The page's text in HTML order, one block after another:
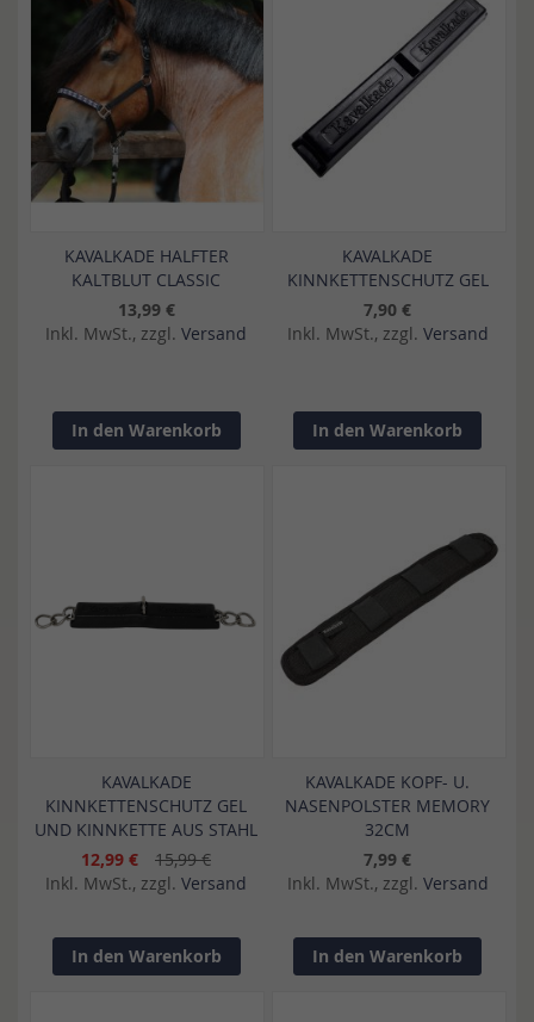
KAVALKADE HALFTER
KALTBLUT CLASSIC
13,99 €
Inkl. MwSt., zzgl. Versand
In den Warenkorb
KAVALKADE
KINNKETTENSCHUTZ GEL
7,90 €
Inkl. MwSt., zzgl. Versand
In den Warenkorb
KAVALKADE
KINNKETTENSCHUTZ GEL
UND KINNKETTE AUS STAHL
12,99 €
15,99 €
Inkl. MwSt., zzgl. Versand
In den Warenkorb
KAVALKADE KOPF- U.
NASENPOLSTER MEMORY
32CM
7,99 €
Inkl. MwSt., zzgl. Versand
In den Warenkorb